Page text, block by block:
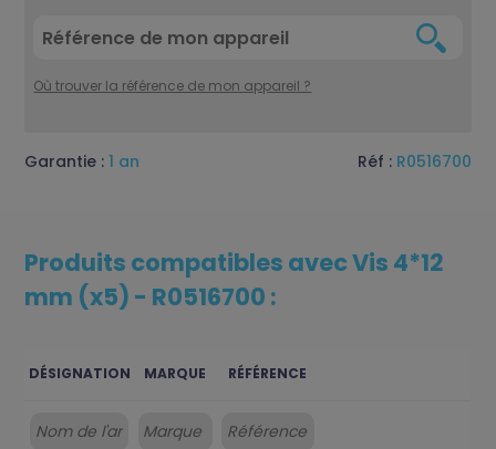
Où trouver la référence de mon appareil ?
Garantie :1 an Réf : R0516700
Produits compatibles avec Vis 4*12
mm (x5) - R0516700 :
DÉSIGNATION MARQUE RÉFÉRENCE